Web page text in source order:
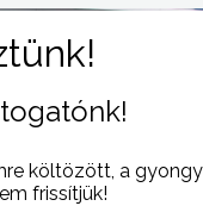
éves a Cantus
költözött, a
frissítjük!